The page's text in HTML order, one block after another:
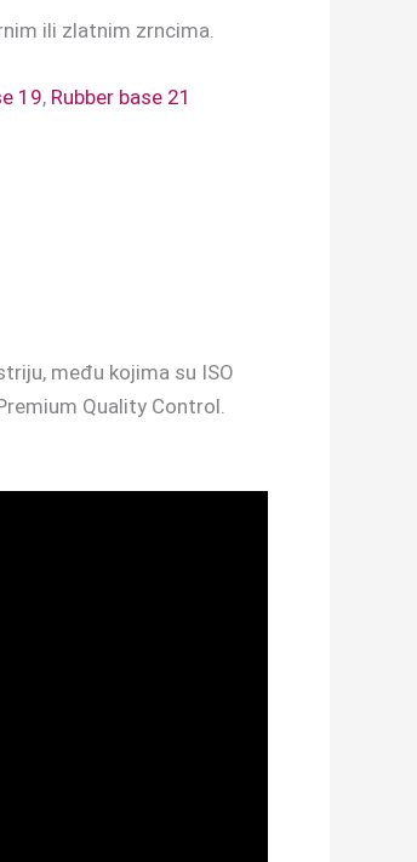
ili zlatnim zrncima.
19, Rubber base 21
među kojima su ISO
Quality Control.